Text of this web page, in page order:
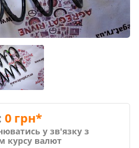
0 грн*
у зв'язку з
курсу валют